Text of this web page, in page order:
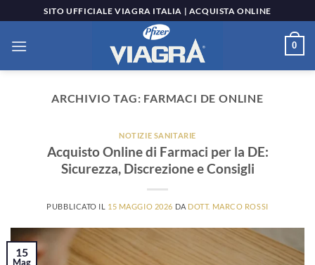
ai
contenuti
SITO UFFICIALE VIAGRA ITALIA | ACQUISTA ONLINE
0
ARCHIVIO TAG: FARMACI DE ONLINE
NOTIZIE SANITARIE
Acquisto Online di Farmaci per la DE:
Sicurezza, Discrezione e Consigli
PUBBLICATO IL 15 MAGGIO 2026 DA DOTT. MARCO ROSSI
15
Mag